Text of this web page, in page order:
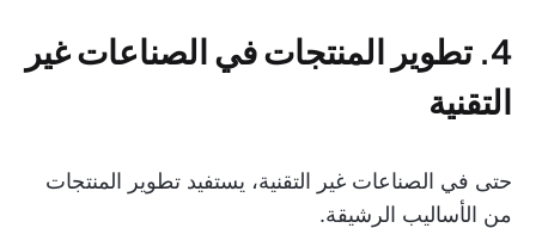
4. تطوير المنتجات في الصناعات غير
التقنية
حتى في الصناعات غير التقنية، يستفيد تطوير المنتجات
من الأساليب الرشيقة.